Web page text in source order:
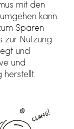
mit den
kann.
Sparen
zur Nutzung
und
und
herstellt.